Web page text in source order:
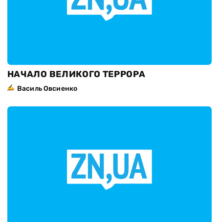
НАЧАЛО ВЕЛИКОГО ТЕРРОРА
Василь Овсиенко